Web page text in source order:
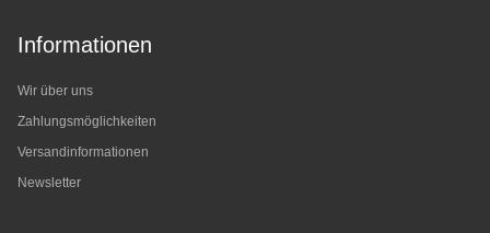
Informationen
Wir über uns
Zahlungsmöglichkeiten
Versandinformationen
Newsletter